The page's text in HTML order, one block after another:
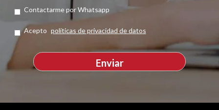
Contactarme por Whatsapp
Acepto políticas de privacidad de datos